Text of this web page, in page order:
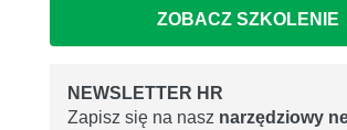
ZOBACZ SZKOLENIE
NEWSLETTER HR
Zapisz się na nasz narzędziowy